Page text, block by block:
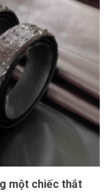
một chiếc thắt